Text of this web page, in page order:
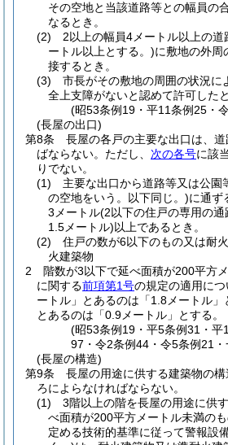
その空地と当該道路等との幅員の
なるとき。
(2)
2以上の幅員4メートル以上の道
ートル以上とする。)に敷地の外周
接するとき。
(3)
市長がその敷地の周囲の状況に
全上支障がないと認めて許可したと
(昭53条例19・平11条例25・
(長屋の出口)
第8条
長屋の各戸の主要な出口は、
ばならない。 ただし、 次の各号に該
りでない。
(1)
主要な出口から道路等又は公園
の空地をいう。以下同じ。)に通ず
3メートル(2以下の住戸の専用の通
1.5メートル)以上であるとき。
(2)
住戸の数が6以下のもの又は耐
火建築物
2
階数が3以下で延べ面積が200平方
に関する前項第1号の規定の適用につ
ートル」とあるのは「1.8メートル」
とあるのは「0.9メートル」とする。
(昭53条例19・平5条例31・平
97・令2条例44・令5条例21・
(長屋の構造)
第9条
長屋の用途に供する建築物の
ろによらなければならない。
(1)
3階以上の階を長屋の用途に供
べ面積が200平方メートル未満の
定める技術的基準に従って警報設